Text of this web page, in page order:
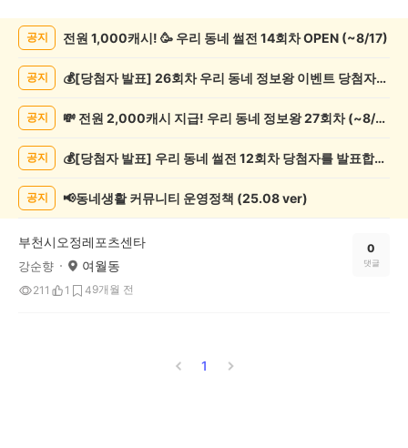
글
공지 전원 1,000캐시! 🥳 우리 동네 썰전 14회차 OPEN (~8/17)
공지 💰[당첨자 발표] 26회차 우리 동네 정보왕 이벤트 당첨자를 발표합니다!
공지 💸 전원 2,000캐시 지급! 우리 동네 정보왕 27회차 (~8/10)
공지 💰[당첨자 발표] 우리 동네 썰전 12회차 당첨자를 발표합니다!
공지 📢동네생활 커뮤니티 운영정책 (25.08 ver)
부천시오정레포츠센타
강순향 여월동
211 1 49개월 전
0
댓글
1